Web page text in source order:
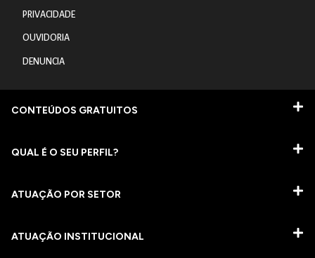
PRIVACIDADE
OUVIDORIA
DENUNCIA
CONTEÚDOS GRATUITOS
QUAL É O SEU PERFIL?
ATUAÇÃO POR SETOR
ATUAÇÃO INSTITUCIONAL